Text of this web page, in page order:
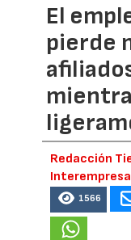
El
pierde
Redacción
1566